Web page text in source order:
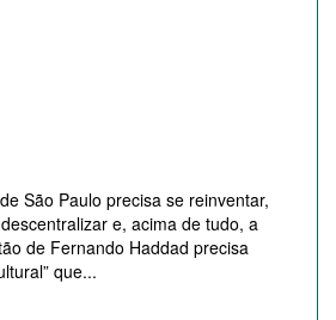
São Paulo precisa se reinventar,
e, acima de tudo, a
de Fernando Haddad precisa
que...